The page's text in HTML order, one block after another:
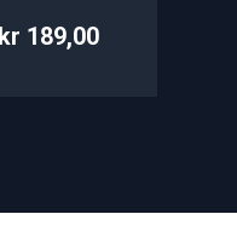
189,00